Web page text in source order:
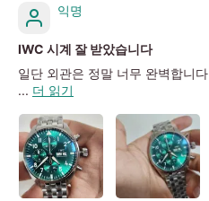
익명
IWC 시계 잘 받았습니다
일단 외관은 정말 너무 완벽합니다
... 더 읽기